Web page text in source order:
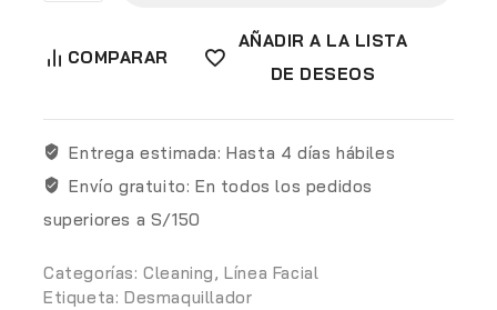
COMPARAR
AÑADIR A LA LISTA
DE DESEOS
Entrega estimada: Hasta 4 días hábiles
Envío gratuito: En todos los pedidos
superiores a S/150
Categorías:Cleaning,Línea Facial
Etiqueta: Desmaquillador